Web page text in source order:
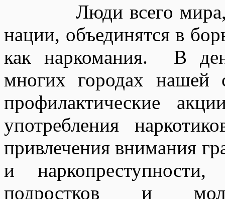
Люди всего мира,
нации, объединятся в
как наркомания. В
многих городах нашей
профилактические
употребления
привлечения внимания
и
подростков и